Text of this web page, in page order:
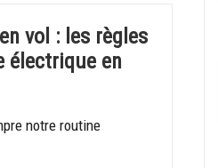
vol : les règles
électrique en
notre routine